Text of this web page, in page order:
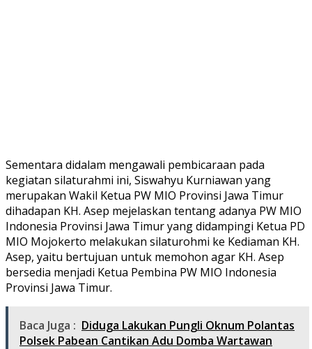
Sementara didalam mengawali pembicaraan pada
kegiatan silaturahmi ini, Siswahyu Kurniawan yang
merupakan Wakil Ketua PW MIO Provinsi Jawa Timur
dihadapan KH. Asep mejelaskan tentang adanya PW MIO
Indonesia Provinsi Jawa Timur yang didampingi Ketua PD
MIO Mojokerto melakukan silaturohmi ke Kediaman KH.
Asep, yaitu bertujuan untuk memohon agar KH. Asep
bersedia menjadi Ketua Pembina PW MIO Indonesia
Provinsi Jawa Timur.
Baca Juga : Diduga Lakukan Pungli Oknum Polantas
Polsek Pabean Cantikan Adu Domba Wartawan